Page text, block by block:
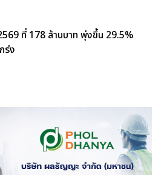
ที่ 178 ล้านบาท พุ่งขึ้น 29.5%
ร่ง